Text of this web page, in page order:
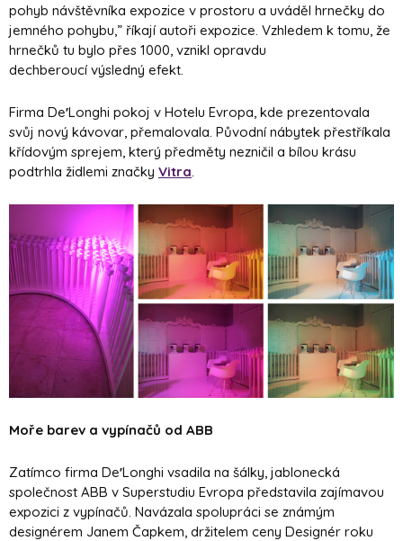
pohyb návštěvníka expozice v prostoru a uváděl hrnečky do
jemného pohybu,” říkají autoři expozice. Vzhledem k tomu, že
hrnečků tu bylo přes 1000, vznikl opravdu
dechberoucí výsledný efekt.
Firma De'Longhi pokoj v Hotelu Evropa, kde prezentovala
svůj nový kávovar, přemalovala. Původní nábytek přestříkala
křídovým sprejem, který předměty nezničil a bílou krásu
podtrhla židlemi značky Vitra.
Moře barev a vypínačů od ABB
Zatímco firma De'Longhi vsadila na šálky, jablonecká
společnost ABB v Superstudiu Evropa představila zajímavou
expozici z vypínačů. Navázala spolupráci se známým
designérem Janem Čapkem, držitelem ceny Designér roku